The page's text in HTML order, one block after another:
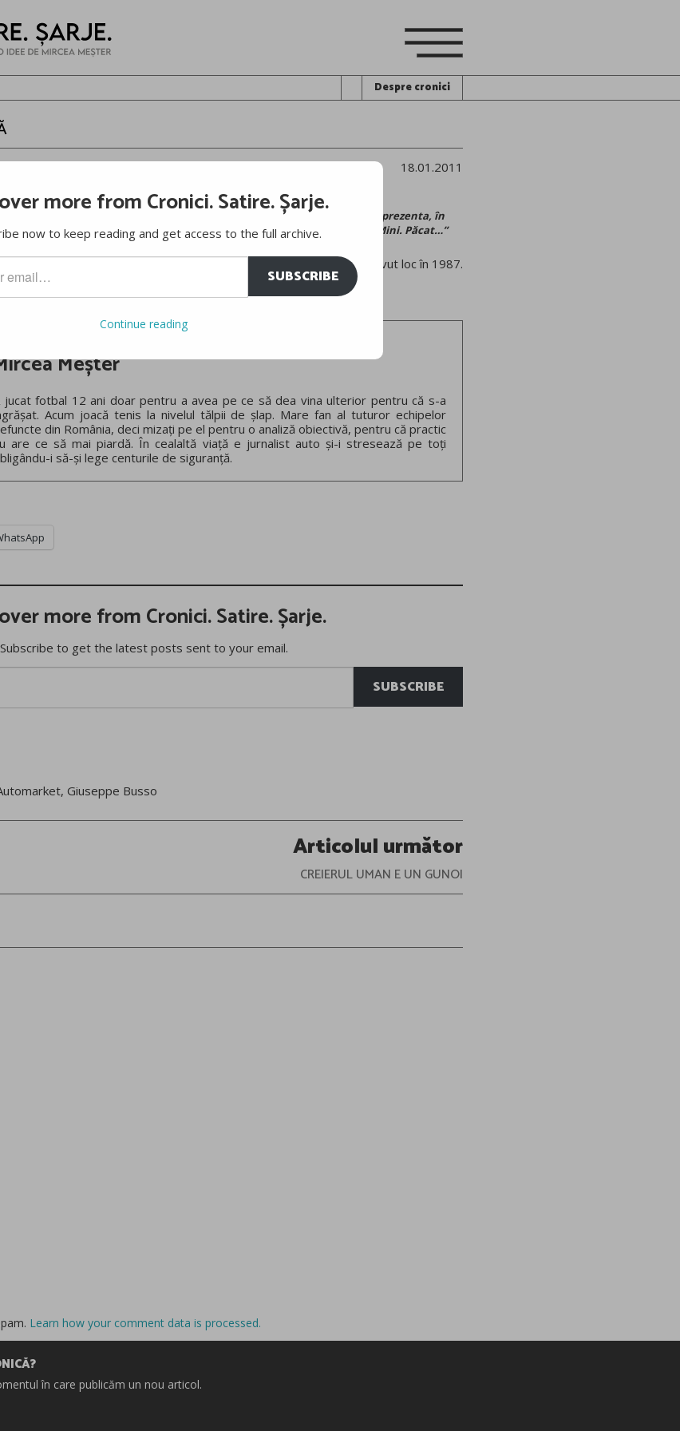
Despre cronici
18.01.2011
încredere şi bani în dezvoltarea acestui tip de tracţiune, am fi putut prezenta, în
faţă şi motor transversal. Deci am fi avut trei ani în faţa celor de la Mini. Păcat…”
mai cunoscut inginer din istoria Alfa Romeo, într-o conferinţă care a avut loc în 1987.
Meșter
jucat fotbal 12 ani doar pentru a avea pe ce să dea vina ulterior pentru că s-a
Acum joacă tenis la nivelul tălpii de șlap. Mare fan al tuturor echipelor
din România, deci mizați pe el pentru o analiză obiectivă, pentru că practic
are ce să mai piardă. În cealaltă viață e jurnalist auto și-i stresează pe toți
i să-și lege centurile de siguranță.
more from Cronici. Satire. Șarje.
Subscribe to get the latest posts sent to your email.
SUBSCRIBE
, Giuseppe Busso
Articolul următor
CREIERUL UMAN E UN GUNOI
Learn how your comment data is processed.
în care publicăm un nou articol.
more from Cronici. Satire. Șarje.
now to keep reading and get access to the full archive.
SUBSCRIBE
Continue reading